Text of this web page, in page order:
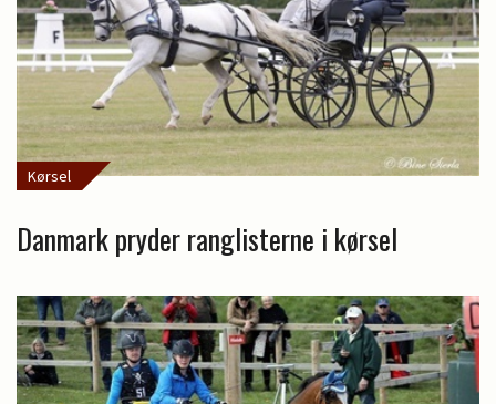
Kørsel
Danmark pryder ranglisterne i kørsel